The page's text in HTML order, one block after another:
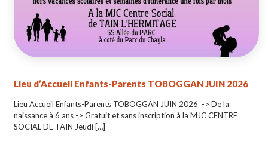
Lieu d’Accueil Enfants-Parents TOBOGGAN JUIN 2026
Lieu Accueil Enfants-Parents TOBOGGAN JUIN 2026 -> De la
naissance à 6 ans -> Gratuit et sans inscription à la MJC CENTRE
SOCIAL DE TAIN Jeudi […]